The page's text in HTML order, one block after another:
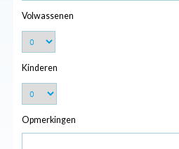
Volwassenen
Kinderen
Opmerkingen